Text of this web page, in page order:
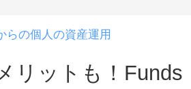
らの個人の資産運用
リットも！Funds